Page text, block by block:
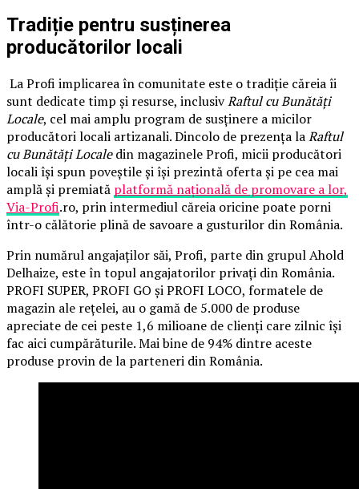
Tradiție pentru susținerea
producătorilor locali
La Profi implicarea în comunitate este o tradiție căreia îi
sunt dedicate timp și resurse, inclusivRaftul cu Bunătăți
Locale, cel mai amplu program de susținere a micilor
producători locali artizanali. Dincolo de prezența laRaftul
cu Bunătăți Localedin magazinele Profi, micii producători
locali își spun poveștile și își prezintă oferta și pe cea mai
amplă și premiată platformă națională de promovare a lor,
Via-Profi.ro, prin intermediul căreia oricine poate porni
într-o călătorie plină de savoare a gusturilor din România.
Prin numărul angajaților săi, Profi, parte din grupul Ahold
Delhaize, este în topul angajatorilor privați din România.
PROFI SUPER, PROFI GO și PROFI LOCO, formatele de
magazin ale rețelei, au o gamă de 5.000 de produse
apreciate de cei peste 1,6 milioane de clienți care zilnic își
fac aici cumpărăturile. Mai bine de 94% dintre aceste
produse provin de la parteneri din România.